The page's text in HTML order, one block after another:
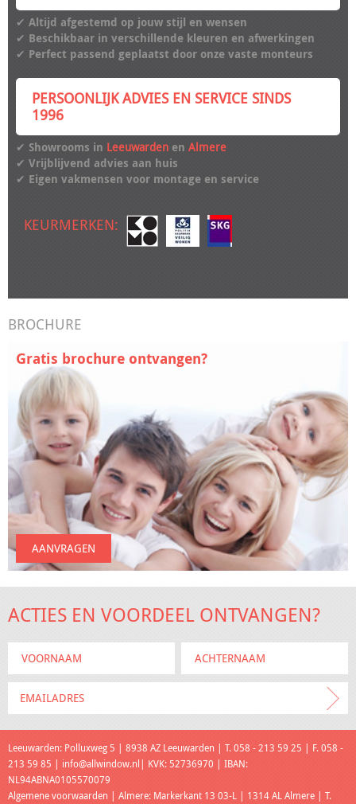
✔ Altijd afgestemd op jouw stijl en wensen
✔ Beschikbaar in verschillende kleuren en afwerkingen
✔ Perfect passend geplaatst door onze vaste monteurs
PERSOONLIJK ADVIES EN SERVICE SINDS
1996
✔ Showrooms in Leeuwarden en Almere
✔ Vrijblijvend advies aan huis
✔ Eigen vakmensen voor montage en service
KEURMERKEN:
BROCHURE
Gratis brochure ontvangen?
AANVRAGEN
ACTIES EN VOORDEEL ONTVANGEN?
Leeuwarden: Polluxweg 5 | 8938 AZ Leeuwarden | T. 058 - 213 59 25 | F. 058 -
213 59 85 | info@allwindow.nl | KVK: 52736970 | IBAN:
NL94ABNA0105570079
Algemene voorwaarden | Almere: Markerkant 13 03-L | 1314 AL Almere | T.